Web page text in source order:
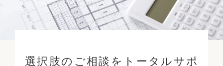
選択肢のご相談をトータルサポ